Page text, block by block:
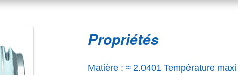
Propriétés
Matière : ≈ 2.0401 Température